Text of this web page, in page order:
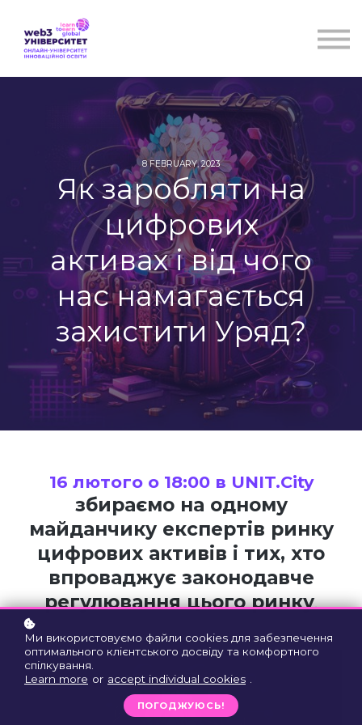
Блог
Контакти
8 FEBRUARY, 2023
Як заробляти на
цифрових
активах і від чого
нас намагається
захистити Уряд?
16 лютого о 18:00 в UNIT.City
збираємо на одному
майданчику експертів ринку
цифрових активів і тих, хто
впроваджує законодавче
регулювання цього ринку.
Ми використовуємо файли cookies для забезпечення
оптимального клієнтського досвіду та комфортного
спілкування.
Learn more or accept individual cookies
ПОГОДЖУЮСЬ!